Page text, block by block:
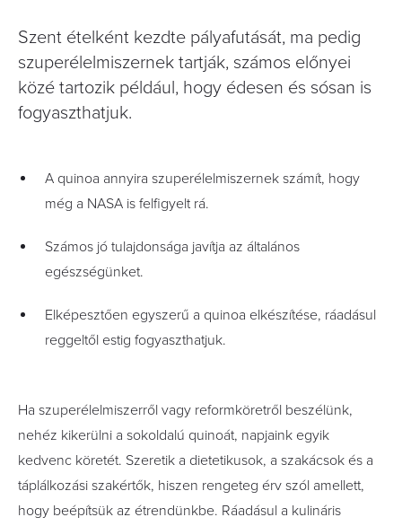
Szent ételként kezdte pályafutását, ma pedig
szuperélelmiszernek tartják, számos előnyei
közé tartozik például, hogy édesen és sósan is
fogyaszthatjuk.
A quinoa annyira szuperélelmiszernek számít, hogy
még a NASA is felfigyelt rá.
Számos jó tulajdonsága javítja az általános
egészségünket.
Elképesztően egyszerű a quinoa elkészítése, ráadásul
reggeltől estig fogyaszthatjuk.
Ha szuperélelmiszerről vagy reformköretről beszélünk,
nehéz kikerülni a sokoldalú quinoát, napjaink egyik
kedvenc köretét. Szeretik a dietetikusok, a szakácsok és a
táplálkozási szakértők, hiszen rengeteg érv szól amellett,
hogy beépítsük az étrendünkbe. Ráadásul a kulináris